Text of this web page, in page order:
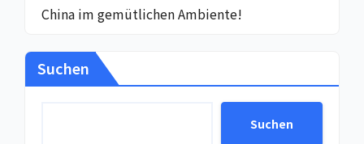
China im gemütlichen Ambiente!
Suchen
Suchen